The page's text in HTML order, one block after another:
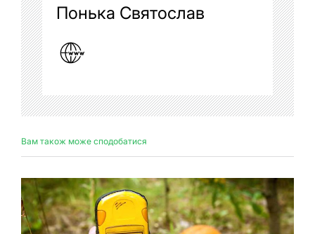
Понька Святослав
Вам також може сподобатися